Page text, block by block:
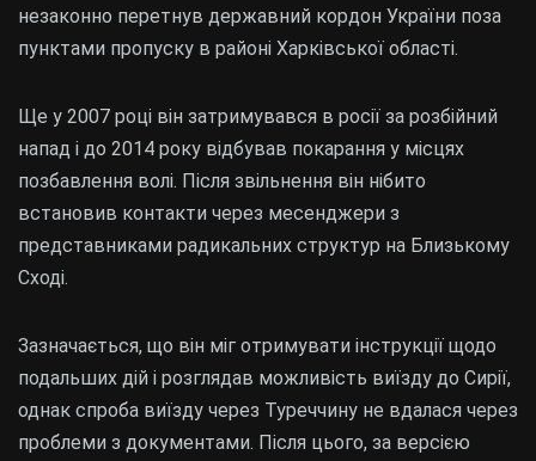
незаконно перетнув державний кордон України поза
пунктами пропуску в районі Харківської області.
Ще у 2007 році він затримувався в росії за розбійний
напад і до 2014 року відбував покарання у місцях
позбавлення волі. Після звільнення він нібито
встановив контакти через месенджери з
представниками радикальних структур на Близькому
Сході.
Зазначається, що він міг отримувати інструкції щодо
подальших дій і розглядав можливість виїзду до Сирії,
однак спроба виїзду через Туреччину не вдалася через
проблеми з документами. Після цього, за версією